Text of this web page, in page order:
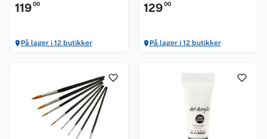
11900
På lager i 12 butikker
12900
På lager i 12 butikker